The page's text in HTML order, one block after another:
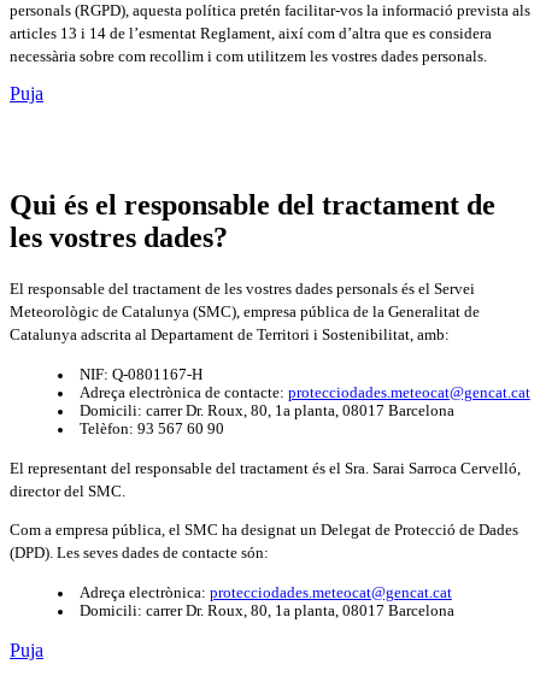
personals (RGPD), aquesta política pretén facilitar-vos la informació prevista als
articles 13 i 14 de l’esmentat Reglament, així com d’altra que es considera
necessària sobre com recollim i com utilitzem les vostres dades personals.
Puja
Qui és el responsable del tractament de
les vostres dades?
El responsable del tractament de les vostres dades personals és el Servei
Meteorològic de Catalunya (SMC), empresa pública de la Generalitat de
Catalunya adscrita al Departament de Territori i Sostenibilitat, amb:
NIF: Q-0801167-H
Adreça electrònica de contacte: protecciodades.meteocat@gencat.cat
Domicili: carrer Dr. Roux, 80, 1a planta, 08017 Barcelona
Telèfon: 93 567 60 90
El representant del responsable del tractament és el Sra. Sarai Sarroca Cervelló,
director del SMC.
Com a empresa pública, el SMC ha designat un Delegat de Protecció de Dades
(DPD). Les seves dades de contacte són:
Adreça electrònica: protecciodades.meteocat@gencat.cat
Domicili: carrer Dr. Roux, 80, 1a planta, 08017 Barcelona
Puja